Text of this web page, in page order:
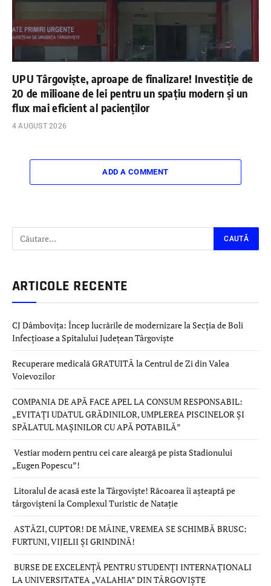
UPU Târgoviște, aproape de finalizare! Investiție de
20 de milioane de lei pentru un spațiu modern și un
flux mai eficient al pacienților
4 AUGUST 2026
ADD A COMMENT
ARTICOLE RECENTE
CJ Dâmbovița: Încep lucrările de modernizare la Secția de Boli
Infecțioase a Spitalului Județean Târgoviște
Recuperare medicală GRATUITĂ la Centrul de Zi din Valea
Voievozilor
COMPANIA DE APĂ FACE APEL LA CONSUM RESPONSABIL:
„EVITAȚI UDATUL GRĂDINILOR, UMPLEREA PISCINELOR ȘI
SPĂLATUL MAȘINILOR CU APĂ POTABILĂ”
Vestiar modern pentru cei care aleargă pe pista Stadionului
„Eugen Popescu”!
Litoralul de acasă este la Târgoviște! Răcoarea îi așteaptă pe
târgovișteni la Complexul Turistic de Natație
ASTĂZI, CUPTOR! DE MÂINE, VREMEA SE SCHIMBĂ BRUSC:
FURTUNI, VIJELII ȘI GRINDINĂ!
BURSE DE EXCELENȚĂ PENTRU STUDENȚI INTERNAȚIONALI
LA UNIVERSITATEA „VALAHIA” DIN TÂRGOVIȘTE